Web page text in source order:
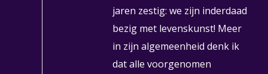
jaren zestig: we zijn inderdaad
bezig met levenskunst! Meer
in zijn algemeenheid denk ik
dat alle voorgenomen